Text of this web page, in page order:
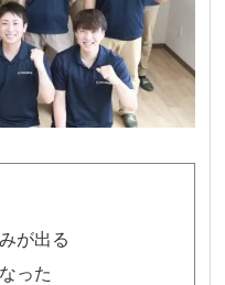
が出る
った